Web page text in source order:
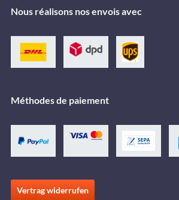
Nous réalisons nos envois avec
Méthodes de paiement
Vertrag widerrufen